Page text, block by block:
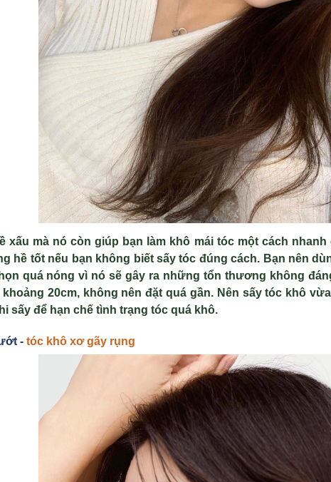
xấu mà nó còn giúp bạn làm khô mái tóc một cách
hề tốt nếu bạn không biết sấy tóc đúng cách. Bạn nên
quá nóng vì nó sẽ gây ra những tổn thương không
20cm, không nên đặt quá gần. Nên sấy tóc khô
sấy để hạn chế tình trạng tóc quá khô.
- tóc khô xơ gãy rụng